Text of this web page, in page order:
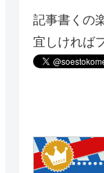
記事書くの
宜しければ